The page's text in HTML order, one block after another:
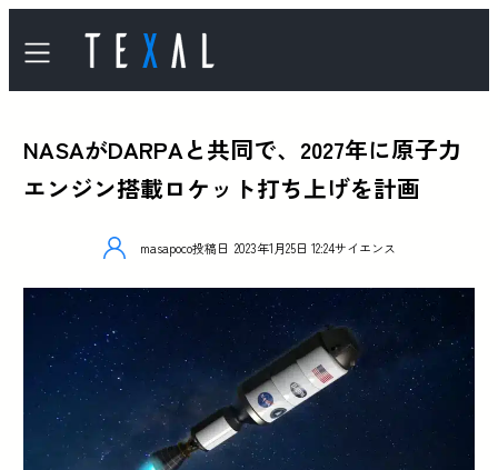
NASAがDARPAと共同で、2027年に原子力
エンジン搭載ロケット打ち上げを計画
masapoco投稿日 2023年1月25日 12:24サイエンス